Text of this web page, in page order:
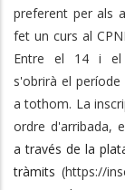
preferent per als
fet un curs al
Entre el 14 i el
s'obrirà el
a tothom. La
ordre d'arribada,
a través de la
tràmits (https://